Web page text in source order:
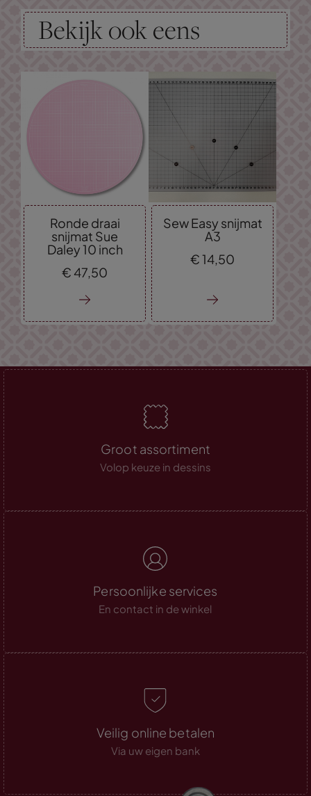
Bekijk ook eens
Ronde draai
snijmat Sue
Daley 10 inch
€ 47,50
Sew Easy snijmat
A3
€14,50
Groot assortiment
Volop keuze in dessins
Persoonlijke services
En contact in de winkel
Veilig online betalen
Via uw eigen bank